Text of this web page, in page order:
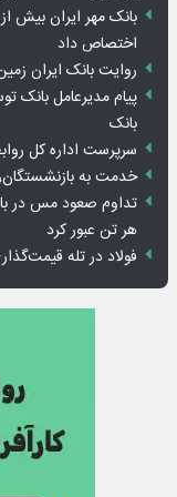
اختصاص داد
روایت بانک ایران
بانک
سرپرست اداره کل
خدمت به
هر تن عبور کرد
فولاد در تله